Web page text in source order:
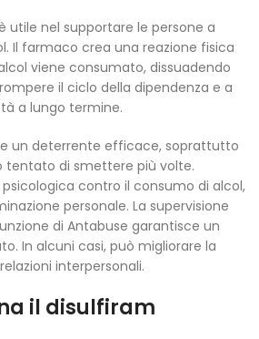
utile nel supportare le persone a
Il farmaco crea una reazione fisica
viene consumato, dissuadendo
il ciclo della dipendenza e a
a lungo termine.
un deterrente efficace, soprattutto
tentato di smettere più volte.
contro il consumo di alcol,
personale. La supervisione
di Antabuse garantisce un
In alcuni casi, può migliorare la
interpersonali.
il disulfiram